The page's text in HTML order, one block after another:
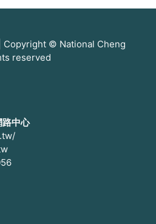
Copyright © National Cheng
reserved
路中心